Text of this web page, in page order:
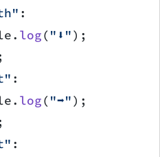
:
log( "⬇️");
:
log( "➡️");
: